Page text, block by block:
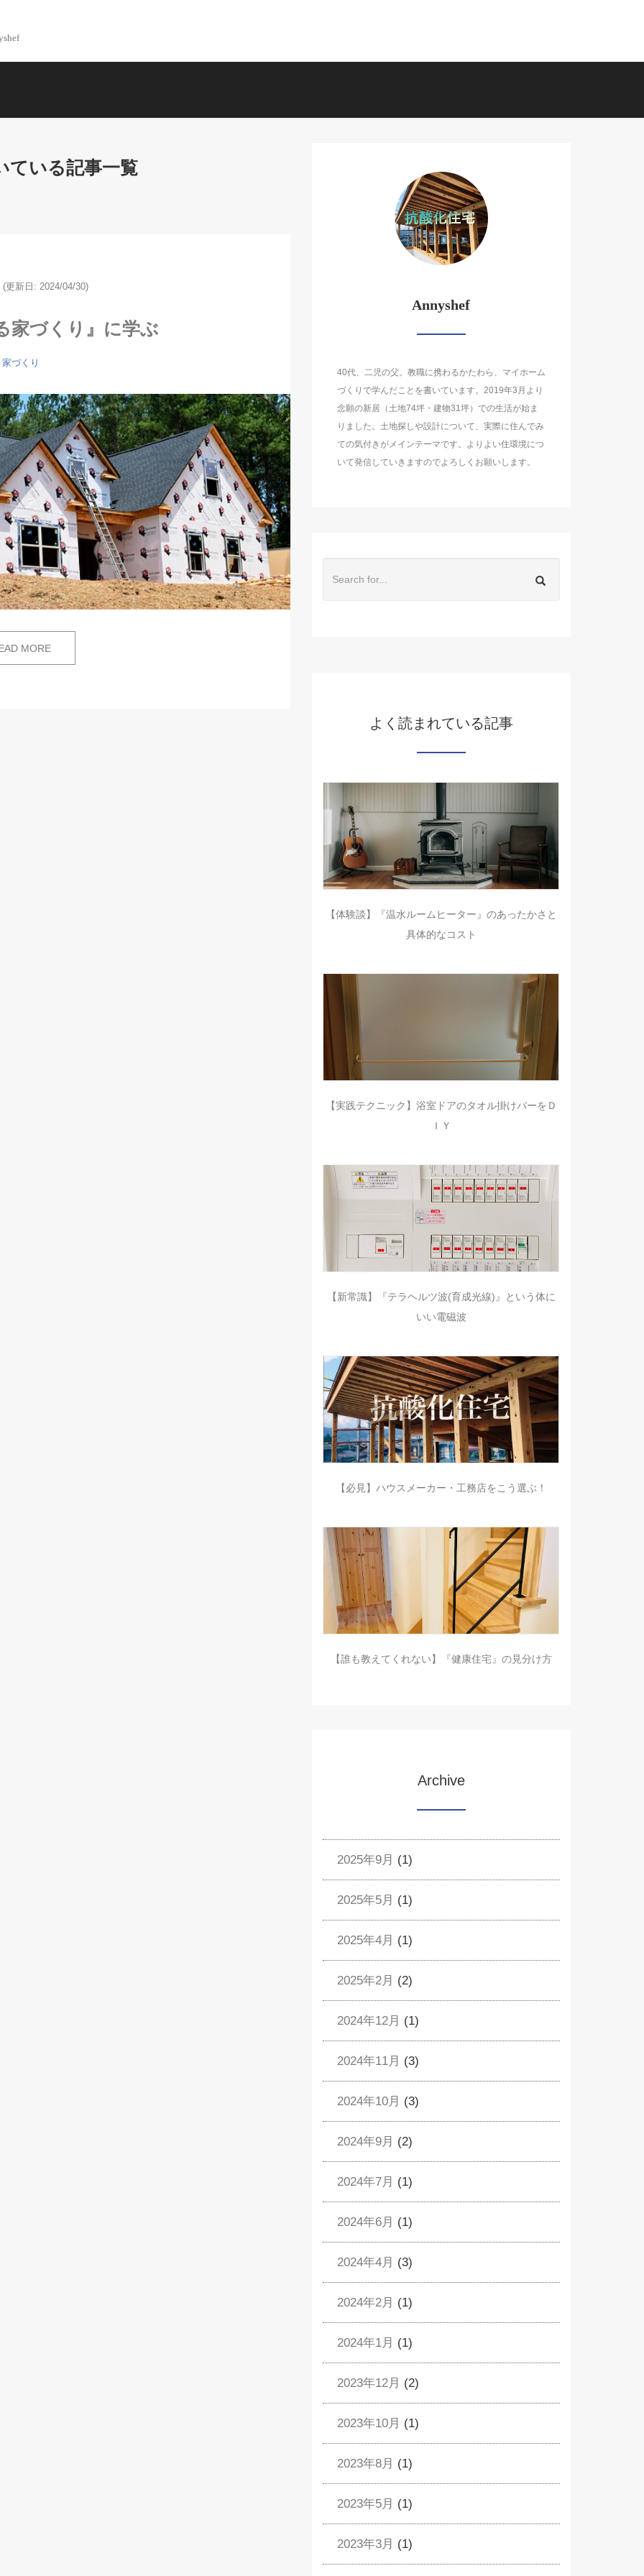
ている記事一覧
(更新日: 2024/04/30)
家づくり』に学ぶ
家づくり
MORE
Annyshef
40代、二児の父。教職に携わるかたわら、マイホーム
づくりで学んだことを書いています。2019年3月より
念願の新居（土地74坪・建物31坪）での生活が始ま
りました。土地探しや設計について、実際に住んでみ
ての気付きがメインテーマです。よりよい住環境につ
いて発信していきますのでよろしくお願いします。
よく読まれている記事
【体験談】『温水ルームヒーター』のあったかさと
具体的なコスト
【実践テクニック】浴室ドアのタオル掛けバーをＤ
ＩＹ
【新常識】『テラヘルツ波(育成光線)』という体に
いい電磁波
【必見】ハウスメーカー・工務店をこう選ぶ！
【誰も教えてくれない】『健康住宅』の見分け方
Archive
2025年9月 (1)
2025年5月 (1)
2025年4月 (1)
2025年2月 (2)
2024年12月 (1)
2024年11月 (3)
2024年10月 (3)
2024年9月 (2)
2024年7月 (1)
2024年6月 (1)
2024年4月 (3)
2024年2月 (1)
2024年1月 (1)
2023年12月 (2)
2023年10月 (1)
2023年8月 (1)
2023年5月 (1)
2023年3月 (1)